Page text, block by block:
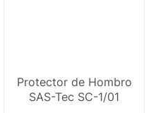
Protector de Hombro
SAS-Tec SC-1/01